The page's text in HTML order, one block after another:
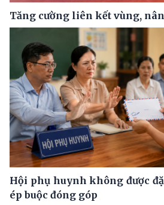
Tăng cường liên kết vùng,
Hội phụ huynh không được
ép buộc đóng góp